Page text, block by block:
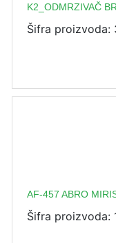
K2_ODMRZIVAČ
Šifra proizvoda:
AF-457 ABRO
Šifra proizvoda: